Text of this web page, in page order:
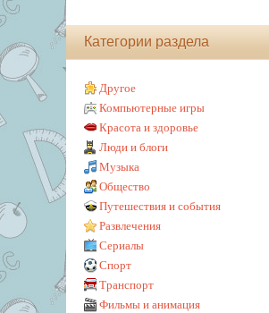
Категории раздела
Другое
Компьютерные игры
Красота и здоровье
Люди и блоги
Музыка
Общество
Путешествия и события
Развлечения
Сериалы
Спорт
Транспорт
Фильмы и анимация